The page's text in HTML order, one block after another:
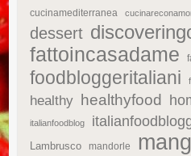
cucinamediterranea
dessert
fattoincasadame
foodbloggeritaliani
healthy healthyfood
italianfoodblog
Lambrusco mandorle